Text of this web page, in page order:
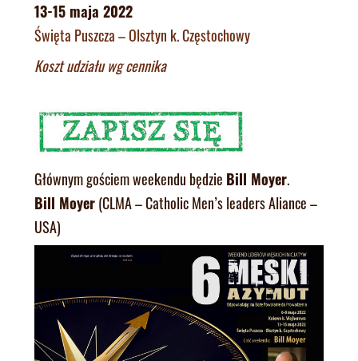
13-15 maja 2022
Święta Puszcza – Olsztyn k. Częstochowy
Koszt udziału wg cennika
Głównym gościem weekendu będzie Bill Moyer.
Bill Moyer(CLMA – Catholic Men’s leaders Aliance –
USA)